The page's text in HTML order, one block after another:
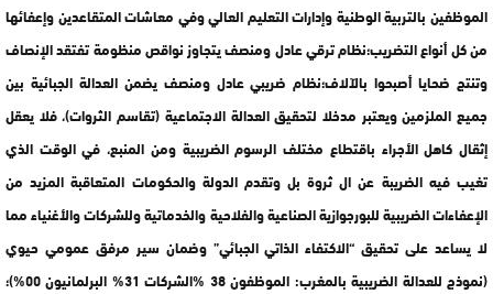
الموظفين بالتربية الوطنية وإدارات التعليم العالي وفي معاشات المتقاعدين وإعفائها
من كل أنواع التضريب؛نظام ترقي عادل ومنصف يتجاوز نواقص منظومة تفتقد الإنصاف
وتنتج ضحايا أصبحوا بالآلاف؛نظام ضريبي عادل ومنصف يضمن العدالة الجبائية بين
جميع الملزمين ويعتبر مدخلا لتحقيق العدالة الاجتماعية (تقاسم الثروات)، فلا يعقل
إثقال كاهل الأجراء باقتطاع مختلف الرسوم الضريبية ومن المنبع، في الوقت الذي
تغيب فيه الضريبة عن ال ثروة بل وتقدم الدولة والحكومات المتعاقبة المزيد من
الإعفاءات الضريبية للبورجوازية الصناعية والفلاحية والخدماتية وللشركات والأغنياء مما
لا يساعد على تحقيق “الاكتفاء الذاتي الجبائي” وضمان سير مرفق عمومي حيوي
(نموذج للعدالة الضريبية بالمغرب: الموظفون 38 %الشركات 31% البرلمانيون 00%)؛